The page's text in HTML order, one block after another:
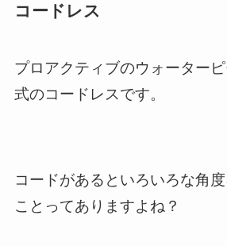
コードレス
プロアクティブのウォーター
式のコードレスです。
コードがあるといろいろな角
ことってありますよね？